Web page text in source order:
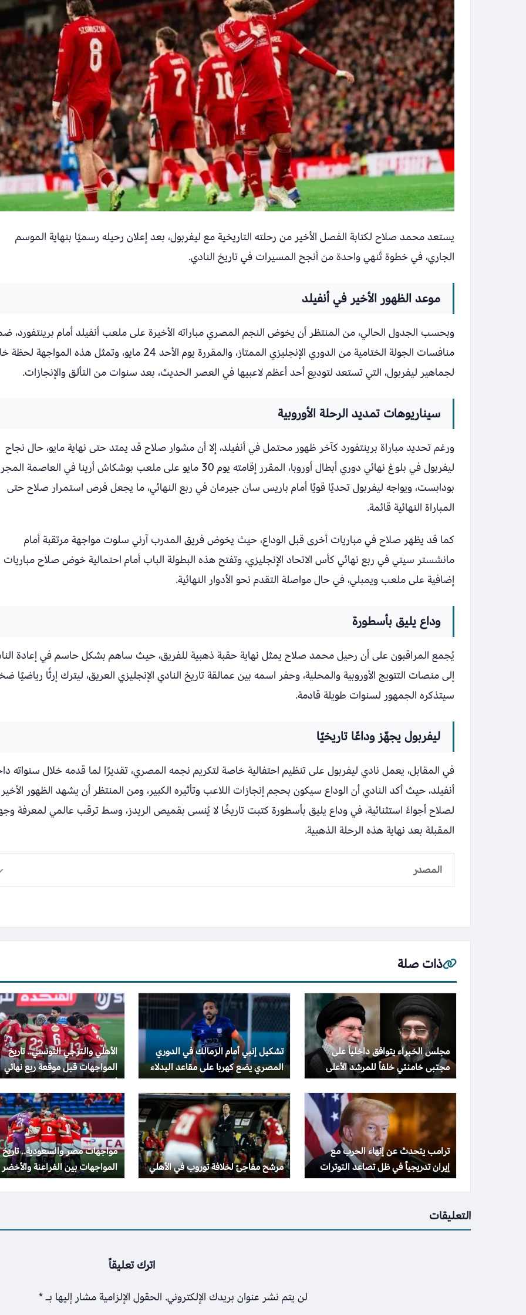
يستعد محمد صلاح لكتابة الفصل الأخير من رحلته التاريخية مع ليفربول، بعد إعلان رحيله رسميًا بنهاية الموسم
الجاري، في خطوة تُنهي واحدة من أنجح المسيرات في تاريخ النادي.
موعد الظهور الأخير في أنفيلد
وبحسب الجدول الحالي، من المنتظر أن يخوض النجم المصري مباراته الأخيرة على ملعب أنفيلد أمام برينتفورد،
منافسات الجولة الختامية من الدوري الإنجليزي الممتاز، والمقررة يوم الأحد 24 مايو، وتمثل هذه
لجماهير ليفربول، التي تستعد لتوديع أحد أعظم لاعبيها في العصر الحديث، بعد سنوات من التألق والإنجازات.
سيناريوهات تمديد الرحلة الأوروبية
ورغم تحديد مباراة برينتفورد كآخر ظهور محتمل في أنفيلد، إلا أن مشوار صلاح قد يمتد حتى نهاية مايو، حال نجاح
ليفربول في بلوغ نهائي دوري أبطال أوروبا، المقرر إقامته يوم 30 مايو على ملعب بوشكاش أرينا في العاصمة
بودابست، ويواجه ليفربول تحديًا قويًا أمام باريس سان جيرمان في ربع النهائي، ما يجعل فرص استمرار صلاح حتى
المباراة النهائية قائمة.
كما قد يظهر صلاح في مباريات أخرى قبل الوداع، حيث يخوض فريق المدرب آرني سلوت مواجهة مرتقبة أمام
مانشستر سيتي في ربع نهائي كأس الاتحاد الإنجليزي، وتفتح هذه البطولة الباب أمام احتمالية خوض صلاح مباريات
إضافية على ملعب ويمبلي، في حال مواصلة التقدم نحو الأدوار النهائية.
وداع يليق بأسطورة
يُجمع المراقبون على أن رحيل محمد صلاح يمثل نهاية حقبة ذهبية للفريق، حيث ساهم بشكل حاسم في إعادة
إلى منصات التتويج الأوروبية والمحلية، وحفر اسمه بين عمالقة تاريخ النادي الإنجليزي العريق، ليترك إرثًا رياضيًا
سيتذكره الجمهور لسنوات طويلة قادمة.
ليفربول يجهّز وداعًا تاريخيًا
في المقابل، يعمل نادي ليفربول على تنظيم احتفالية خاصة لتكريم نجمه المصري، تقديرًا لما قدمه خلال سنواته
أنفيلد، حيث أكد النادي أن الوداع سيكون بحجم إنجازات اللاعب وتأثيره الكبير، ومن المنتظر أن يشهد الظهور الأخير
لصلاح أجواءً استثنائية، في وداع يليق بأسطورة كتبت تاريخًا لا يُنسى بقميص الريدز، وسط ترقب عالمي لمعرفة
المقبلة بعد نهاية هذه الرحلة الذهبية.
المصدر
ذات صلة
مجلس الخبراء يتوافق داخلياً على
مجتبى خامنئي خلفاً للمرشد الأعلى
دون إعلان رسمي
تشكيل إنبي أمام الزمالك في الدوري
المصري يضع كهربا على مقاعد البدلاء
الأهلي والترجي التونسي.. تاريخ
المواجهات قبل موقعة ربع نهائي
أفريقيا
ترامب يتحدث عن إنهاء الحرب مع
إيران تدريجياً في ظل تصاعد التوترات
والضغوط الاقتصادية
مرشح مفاجئ لخلافة توروب في الأهلي
مواجهات مصر والسعودية.. تاريخ
المواجهات بين الفراعنة والأخضر
التعليقات
اترك تعليقاً
لن يتم نشر عنوان بريدك الإلكتروني. الحقول الإلزامية مشار إليها بـ*